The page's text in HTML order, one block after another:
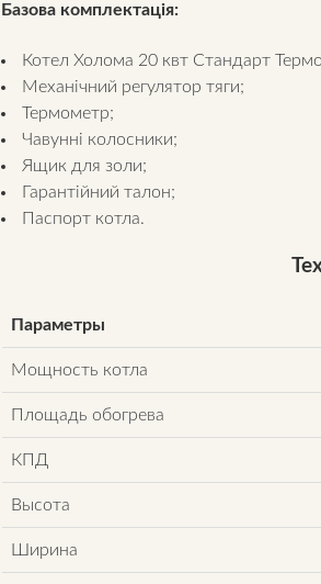
Базова комплектація:
Котел Холома 20 квт Стандарт
Механічний регулятор тяги;
Термометр;
Чавунні колосники;
Ящик для золи;
Гарантійний талон;
Паспорт котла.
Параметры
Мощность котла
Площадь обогрева
КПД
Высота
Ширина